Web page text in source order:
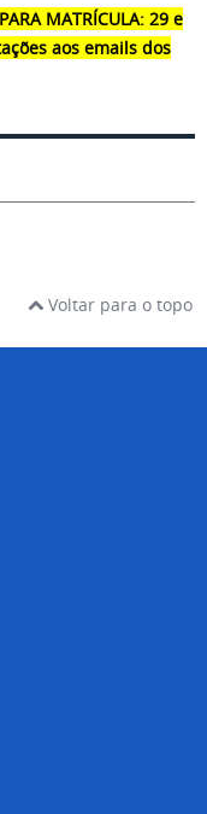
MATRÍCULA: 29 e
aos emails dos
Voltar para o topo